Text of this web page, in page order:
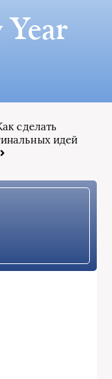
сделать
идей